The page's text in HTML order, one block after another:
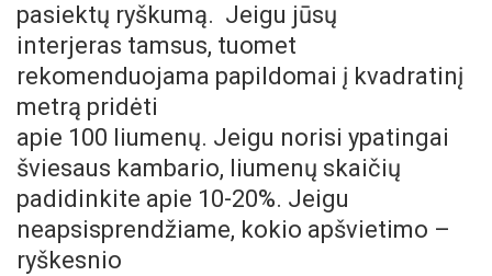
pasiektų ryškumą. Jeigu jūsų
interjeras tamsus, tuomet
rekomenduojama papildomai į kvadratinį
metrą pridėti
apie 100 liumenų. Jeigu norisi ypatingai
šviesaus kambario, liumenų skaičių
padidinkite apie 10-20%. Jeigu
neapsisprendžiame, kokio apšvietimo –
ryškesnio